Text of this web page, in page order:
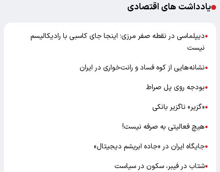
یادداشت های اقتصادی
●دیپلماسی در نقطه صفر مرزی؛ اینجا جای کاسبی با رادیکالیسم
نیست
●نشانه‌هایی از کوه فساد و رانت‌خواری در ایران
●بودجه روی پل صراط
●«گزیر» ناگزیر بانکی
●هیچ فعالیتی به صرفه نیست!
●جایگاه ایران در «جاده ابریشم دیجیتال»
●شتاب در فیبر، سکون در سیاست